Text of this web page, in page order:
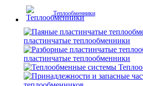
Теплообменники
пластинчатые теплообменники
пластинчатые теплообменники